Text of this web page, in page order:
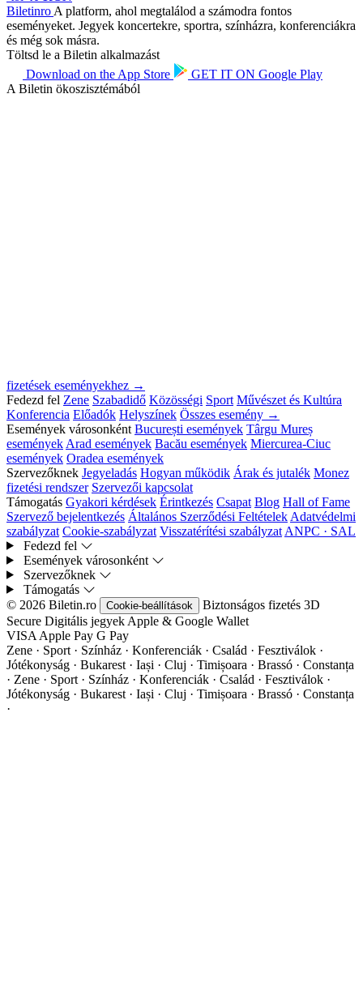
Biletinro A platform, ahol megtalálod a számodra fontos
eseményeket. Jegyek koncertekre, sportra, színházra, konferenciákra
és még sok másra.
Töltsd le a Biletin alkalmazást
Download on the App Store GET IT ON Google Play
A Biletin ökoszisztémából
fizetések eseményekhez →
Fedezd fel Zene Szabadidő Közösségi Sport Művészet és Kultúra
Konferencia Előadók Helyszínek Összes esemény →
Események városonként București események Târgu Mureș
események Arad események Bacău események Miercurea-Ciuc
események Oradea események
Szervezőknek Jegyeladás Hogyan működik Árak és jutalék Monez
fizetési rendszer Szervezői kapcsolat
Támogatás Gyakori kérdések Érintkezés Csapat Blog Hall of Fame
Szervező bejelentkezés Általános Szerződési Feltételek Adatvédelmi
szabályzat Cookie-szabályzat Visszatérítési szabályzat ANPC · SAL
Fedezd fel
Események városonként
Szervezőknek
Támogatás
© 2026 Biletin.ro
Cookie-beállítások Biztonságos fizetés 3D
Secure Digitális jegyek Apple & Google Wallet
VISA Apple Pay G Pay
Zene · Sport · Színház · Konferenciák · Család · Fesztiválok ·
Jótékonyság · Bukarest · Iași · Cluj · Timișoara · Brassó · Constanța
· Zene · Sport · Színház · Konferenciák · Család · Fesztiválok ·
Jótékonyság · Bukarest · Iași · Cluj · Timișoara · Brassó · Constanța
·